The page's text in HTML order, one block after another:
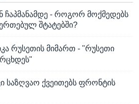
ჩაპმანამდე - როგორ მოქმედებს
შტატებში?
რუსეთის მიმართ - "რუსეთი
საზღვაო ქვეითებს ფრონტის